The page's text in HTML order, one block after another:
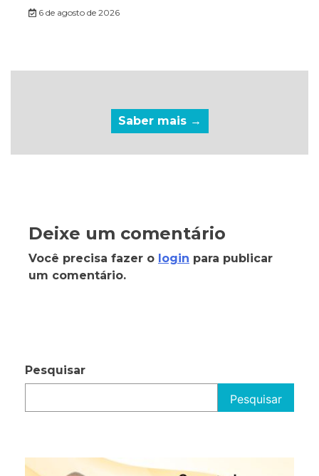
6 de agosto de 2026
Saber mais →
Deixe um comentário
Você precisa fazer o login para publicar
um comentário.
Pesquisar
Pesquisar